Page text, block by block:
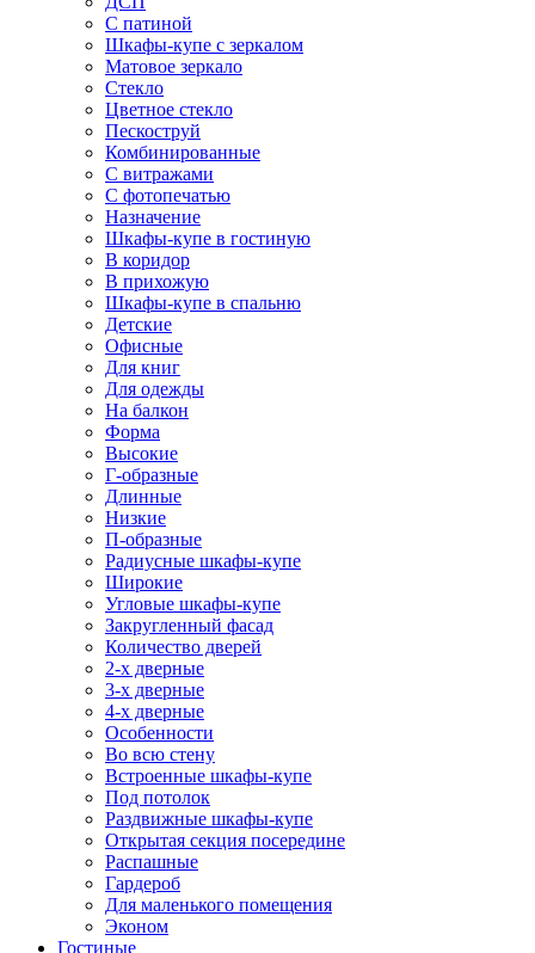
С патиной
Шкафы-купе с зеркалом
Матовое зеркало
Стекло
Цветное стекло
Пескоструй
Комбинированные
С витражами
С фотопечатью
Назначение
Шкафы-купе в гостиную
В коридор
В прихожую
Шкафы-купе в спальню
Детские
Офисные
Для книг
Для одежды
На балкон
Форма
Высокие
Г-образные
Длинные
Низкие
П-образные
Радиусные шкафы-купе
Широкие
Угловые шкафы-купе
Закругленный фасад
Количество дверей
2-х дверные
3-х дверные
4-х дверные
Особенности
Во всю стену
Встроенные шкафы-купе
Под потолок
Раздвижные шкафы-купе
Открытая секция посередине
Распашные
Гардероб
Для маленького помещения
Эконом
Гостиные